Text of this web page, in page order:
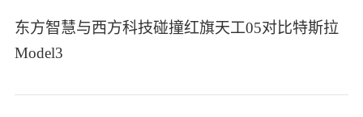
东方智慧与西方科技碰撞红旗天工05对比特斯拉
Model3